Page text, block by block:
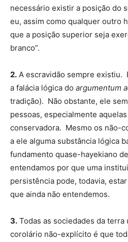
necessário existir a posição do
eu, assim como qualquer outro
que a posição superior seja
branco”.
2. A escravidão sempre existiu.
a falácia lógica do argumentum
tradição). Não obstante, ele
pessoas, especialmente
conservadora. Mesmo os não-
a ele alguma substância lógica
fundamento quase-hayekiano
entendamos por que uma
persistência pode, todavia,
que ainda não entendemos.
3. Todas as sociedades da
corolário não-explícito é que